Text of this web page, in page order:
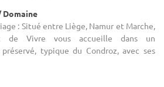
Domaine
: Situé entre Liège, Namur et Marche,
de Vivre vous accueille dans un
typique du Condroz, avec ses